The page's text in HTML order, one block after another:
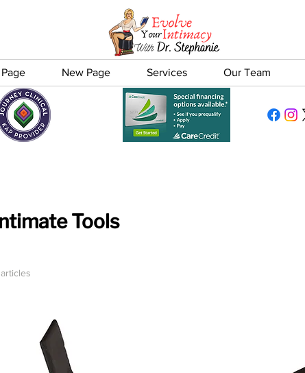
New Page Services Our Team
Tools